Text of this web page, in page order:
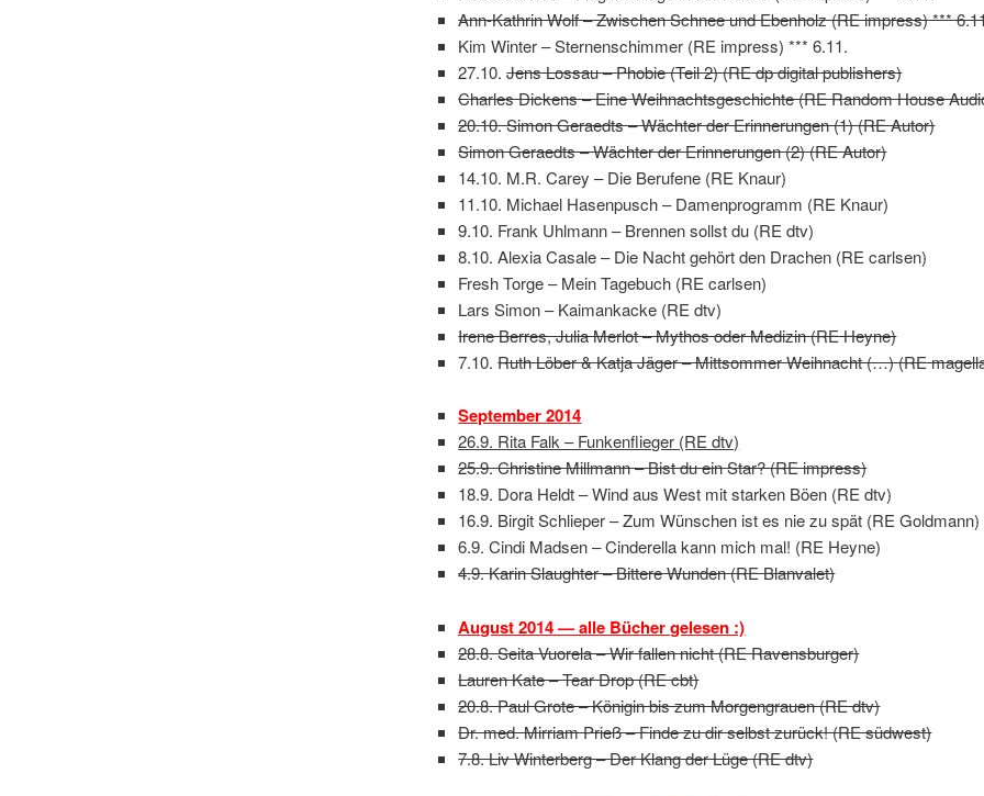
Ann-Kathrin Wolf – Zwischen Schnee und Ebenholz (RE impress) ***
Kim Winter – Sternenschimmer (RE impress) *** 6.11.
27.10.Jens Lossau – Phobie (Teil 2) (RE dp digital publishers)
Charles Dickens – Eine Weihnachtsgeschichte (RE Random House
20.10. Simon Geraedts – Wächter der Erinnerungen (1) (RE Autor)
Simon Geraedts – Wächter der Erinnerungen (2) (RE Autor)
14.10. M.R. Carey – Die Berufene (RE Knaur)
11.10. Michael Hasenpusch – Damenprogramm (RE Knaur)
9.10. Frank Uhlmann – Brennen sollst du (RE dtv)
8.10. Alexia Casale – Die Nacht gehört den Drachen (RE carlsen)
Fresh Torge – Mein Tagebuch (RE carlsen)
Lars Simon – Kaimankacke (RE dtv)
Irene Berres, Julia Merlot – Mythos oder Medizin (RE Heyne)
7.10.Ruth Löber & Katja Jäger – Mittsommer Weihnacht (…) (RE
September 2014
26.9. Rita Falk – Funkenflieger (RE dtv)
25.9. Christine Millmann – Bist du ein Star? (RE impress)
18.9. Dora Heldt – Wind aus West mit starken Böen (RE dtv)
16.9. Birgit Schlieper – Zum Wünschen ist es nie zu spät (RE Goldmann)
6.9. Cindi Madsen – Cinderella kann mich mal! (RE Heyne)
4.9. Karin Slaughter – Bittere Wunden (RE Blanvalet)
August 2014 — alle Bücher gelesen :)
28.8. Seita Vuorela – Wir fallen nicht (RE Ravensburger)
Lauren Kate – Tear Drop (RE cbt)
20.8. Paul Grote – Königin bis zum Morgengrauen (RE dtv)
Dr. med. Mirriam Prieß – Finde zu dir selbst zurück! (RE südwest)
7.8. Liv Winterberg – Der Klang der Lüge (RE dtv)